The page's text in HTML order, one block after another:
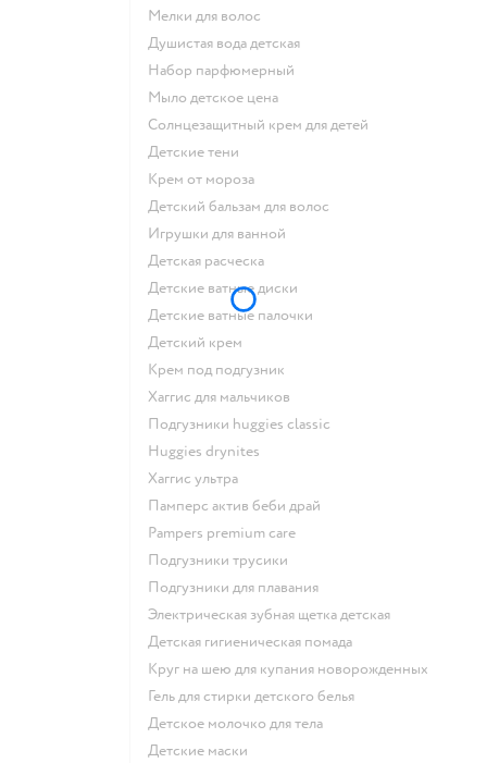
мелки для волос
душистая вода детская
набор парфюмерный
мыло детское цена
солнцезащитный крем для детей
детские тени
крем от мороза
детский бальзам для волос
игрушки для ванной
детская расческа
детские ватные диски
детские ватные палочки
детский крем
крем под подгузник
хаггис для мальчиков
подгузники huggies classic
huggies drynites
хаггис ультра
памперс актив беби драй
pampers premium care
подгузники трусики
подгузники для плавания
электрическая зубная щетка детская
детская гигиеническая помада
круг на шею для купания новорожденных
гель для стирки детского белья
детское молочко для тела
детские маски